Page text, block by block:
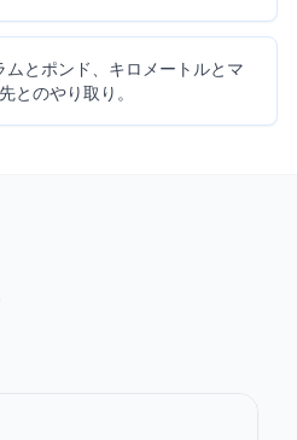
とポンド、キロメートルとマ
とのやり取り。